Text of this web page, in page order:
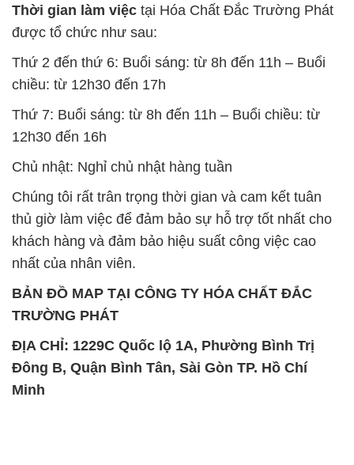
Thời gian làm việc tại Hóa Chất Đắc Trường Phát
được tổ chức như sau:
Thứ 2 đến thứ 6: Buổi sáng: từ 8h đến 11h – Buổi
chiều: từ 12h30 đến 17h
Thứ 7: Buổi sáng: từ 8h đến 11h – Buổi chiều: từ
12h30 đến 16h
Chủ nhật: Nghỉ chủ nhật hàng tuần
Chúng tôi rất trân trọng thời gian và cam kết tuân
thủ giờ làm việc để đảm bảo sự hỗ trợ tốt nhất cho
khách hàng và đảm bảo hiệu suất công việc cao
nhất của nhân viên.
BẢN ĐỒ MAP TẠI CÔNG TY HÓA CHẤT ĐẮC
TRƯỜNG PHÁT
ĐỊA CHỈ: 1229C Quốc lộ 1A, Phường Bình Trị
Đông B, Quận Bình Tân, Sài Gòn TP. Hồ Chí
Minh